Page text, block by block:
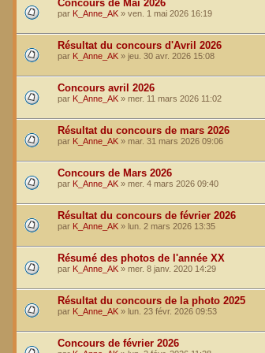
Concours de Mai 2026
par K_Anne_AK » ven. 1 mai 2026 16:19
Résultat du concours d'Avril 2026
par K_Anne_AK » jeu. 30 avr. 2026 15:08
Concours avril 2026
par K_Anne_AK » mer. 11 mars 2026 11:02
Résultat du concours de mars 2026
par K_Anne_AK » mar. 31 mars 2026 09:06
Concours de Mars 2026
par K_Anne_AK » mer. 4 mars 2026 09:40
Résultat du concours de février 2026
par K_Anne_AK » lun. 2 mars 2026 13:35
Résumé des photos de l'année XX
par K_Anne_AK » mer. 8 janv. 2020 14:29
Résultat du concours de la photo 2025
par K_Anne_AK » lun. 23 févr. 2026 09:53
Concours de février 2026